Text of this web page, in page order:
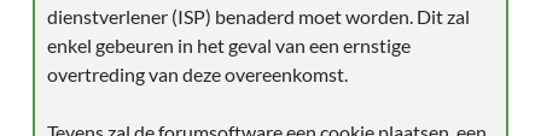
dienstverlener (ISP) benaderd moet worden. Dit zal
enkel gebeuren in het geval van een ernstige
overtreding van deze overeenkomst.